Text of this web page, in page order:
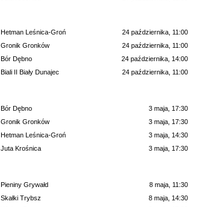
Hetman Leśnica-Groń
24 października, 11:00
Gronik Gronków
24 października, 11:00
Bór Dębno
24 października, 14:00
Biali II Biały Dunajec 24 października, 11:00
Bór Dębno
3 maja, 17:30
Gronik Gronków
3 maja, 17:30
Hetman Leśnica-Groń
3 maja, 14:30
Juta Krośnica 3 maja, 17:30
Pieniny Grywałd
8 maja, 11:30
Skałki Trybsz
8 maja, 14:30